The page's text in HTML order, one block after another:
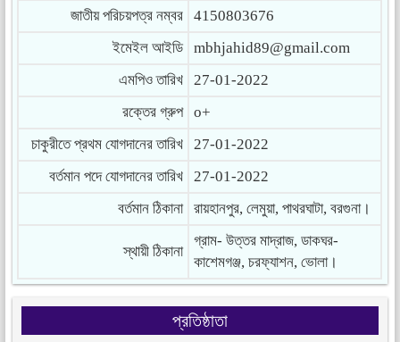
জাতীয় পরিচয়পত্র নম্বর
4150803676
ইমেইল আইডি
mbhjahid89@gmail.com
এমপিও তারিখ
27-01-2022
রক্তের গ্রুপ
o+
চাকুরীতে প্রথম যোগদানের তারিখ
27-01-2022
বর্তমান পদে যোগদানের তারিখ
27-01-2022
বর্তমান ঠিকানা
রায়হানপুর, লেমুয়া, পাথরঘাটা, বরগুনা।
স্থায়ী ঠিকানা
গ্রাম- উত্তর মাদ্রাজ, ডাকঘর-
কাশেমগঞ্জ, চরফ্যাশন, ভোলা।
প্রতিষ্ঠাতা